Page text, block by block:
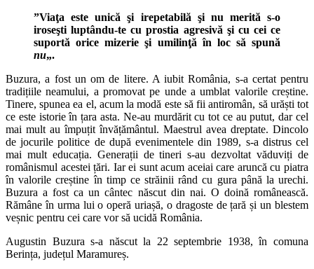
”Viaţa este unică şi irepetabilă şi nu merită s-o
iroseşti luptându-te cu prostia agresivă şi cu cei ce
suportă orice mizerie şi umilinţă în loc să spună
nu„.
Buzura, a fost un om de litere. A iubit România, s-a certat pentru
tradițiile neamului, a promovat pe unde a umblat valorile creștine.
Tinere, spunea ea el, acum la modă este să fii antiromân, să urăști tot
ce este istorie în țara asta. Ne-au murdărit cu tot ce au putut, dar cel
mai mult au împuțit învățământul. Maestrul avea dreptate. Dincolo
de jocurile politice de după evenimentele din 1989, s-a distrus cel
mai mult educația. Generații de tineri s-au dezvoltat văduviți de
românismul acestei țări. Iar ei sunt acum aceiai care aruncă cu piatra
în valorile creștine în timp ce străinii rând cu gura până la urechi.
Buzura a fost ca un cântec născut din nai. O doină românească.
Rămâne în urma lui o operă uriașă, o dragoste de țară și un blestem
veșnic pentru cei care vor să ucidă România.
Augustin Buzura s-a născut la 22 septembrie 1938, în comuna
Berința, județul Maramureș.